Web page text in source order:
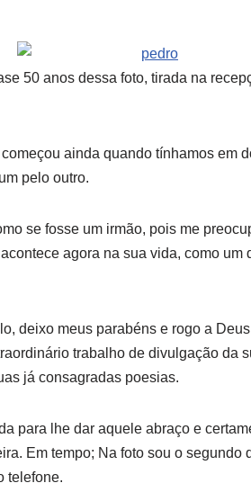
50 anos dessa foto, tirada na
ainda quando tínhamos em
pelo outro.
se fosse um irmão, pois me
agora na sua vida, como um
deixo meus parabéns e rogo a
trabalho de divulgação da
já consagradas poesias.
para lhe dar aquele abraço e
Em tempo; Na foto sou o segundo
telefone.